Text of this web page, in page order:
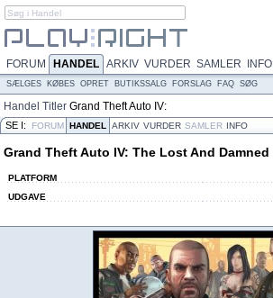
FORUM HANDEL ARKIV VURDER SAMLER INFO
SÆLGES KØBES OPRET BUTIKSSALG FORSLAG FAQ SØG
Handel Titler Grand Theft Auto IV:
The Lost And Damned
SE I: FORUM HANDEL ARKIV VURDER SAMLER INFO
Grand Theft Auto IV: The Lost And Damned
PLATFORM
UDGAVE